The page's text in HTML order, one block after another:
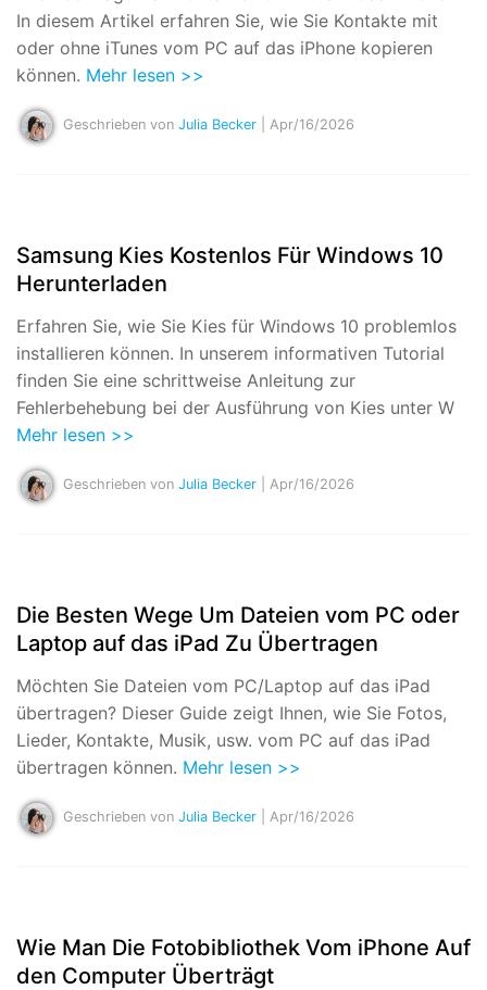
In diesem Artikel erfahren Sie, wie Sie Kontakte mit
oder ohne iTunes vom PC auf das iPhone kopieren
können. Mehr lesen >>
Geschrieben von Julia Becker | Apr/16/2026
Samsung Kies Kostenlos Für Windows 10
Herunterladen
Erfahren Sie, wie Sie Kies für Windows 10 problemlos
installieren können. In unserem informativen Tutorial
finden Sie eine schrittweise Anleitung zur
Fehlerbehebung bei der Ausführung von Kies unter W
Mehr lesen >>
Geschrieben von Julia Becker | Apr/16/2026
Die Besten Wege Um Dateien vom PC oder
Laptop auf das iPad Zu Übertragen
Möchten Sie Dateien vom PC/Laptop auf das iPad
übertragen? Dieser Guide zeigt Ihnen, wie Sie Fotos,
Lieder, Kontakte, Musik, usw. vom PC auf das iPad
übertragen können. Mehr lesen >>
Geschrieben von Julia Becker | Apr/16/2026
Wie Man Die Fotobibliothek Vom iPhone Auf
den Computer Überträgt